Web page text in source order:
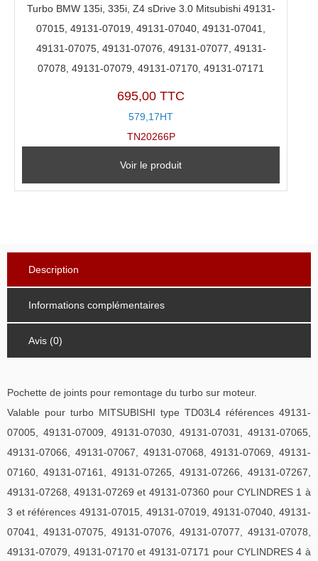
Turbo BMW 135i, 335i, Z4 sDrive 3.0 Mitsubishi 49131-
07015, 49131-07019, 49131-07040, 49131-07041,
49131-07075, 49131-07076, 49131-07077, 49131-
07078, 49131-07079, 49131-07170, 49131-07171
695,00 TTC
579,17HT
TN20266P
Voir le produit
Description
Informations complémentaires
Avis (0)
Pochette de joints pour remontage du turbo sur moteur.
Valable pour turbo MITSUBISHI type TD03L4 références 49131-
07005, 49131-07009, 49131-07030, 49131-07031, 49131-07065,
49131-07066, 49131-07067, 49131-07068, 49131-07069, 49131-
07160, 49131-07161, 49131-07265, 49131-07266, 49131-07267,
49131-07268, 49131-07269 et 49131-07360 pour CYLINDRES 1 à
3 et références 49131-07015, 49131-07019, 49131-07040, 49131-
07041, 49131-07075, 49131-07076, 49131-07077, 49131-07078,
49131-07079, 49131-07170 et 49131-07171 pour CYLINDRES 4 à